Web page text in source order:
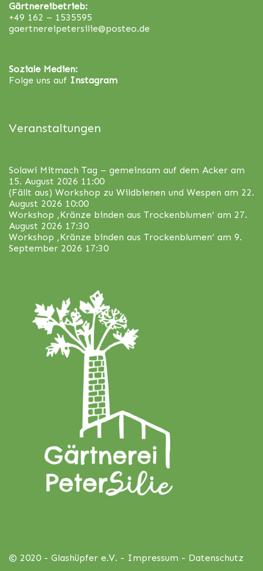
Gärtnereibetrieb:
+49 162 – 1535595
gaertnereipetersilie@posteo.de
Soziale Medien:
Folge uns auf Instagram
Veranstaltungen
Solawi Mitmach Tag – gemeinsam auf dem Acker am
15. August 2026 11:00
(Fällt aus) Workshop zu Wildbienen und Wespen am 22.
August 2026 10:00
Workshop ‚Kränze binden aus Trockenblumen‘ am 27.
August 2026 17:30
Workshop ‚Kränze binden aus Trockenblumen‘ am 9.
September 2026 17:30
© 2020 - Glashüpfer e.V. - Impressum - Datenschutz